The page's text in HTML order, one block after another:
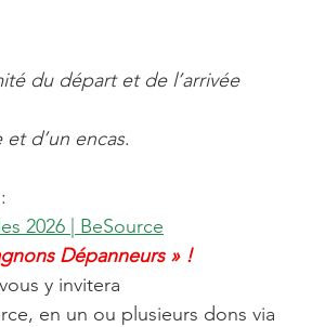
du départ et de l’arrivée
d’un encas.
2026 | BeSource
Dépanneurs » !
y invitera
en un ou plusieurs dons via